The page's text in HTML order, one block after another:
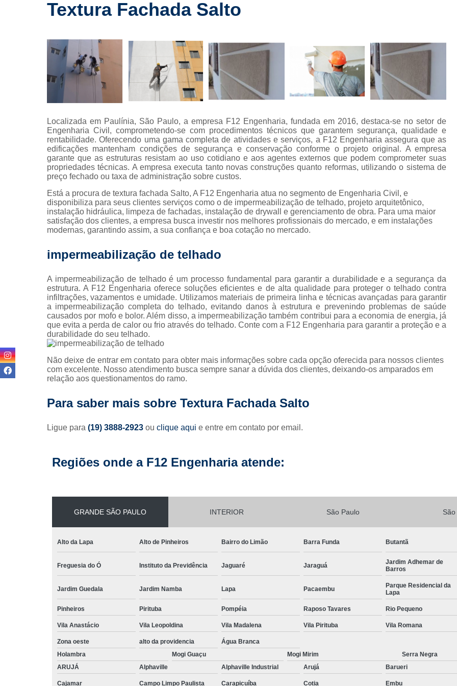
drywall
fachadas
Limpeza de
fachadas
Limpeza de
terreno
Limpezas com
hidrojateamento
Manutenção
predial
Manutenções civis
fachadas
Montagem de
drywall
fachadas
fachadas prediais
Pinturas prediais
Projetos
arquitetônicos
Prumadas
hidráulicas
condomínios
Reformas prediais
Checklist de Vistoria de Obra
Colocação de Drywall na
Colocação de Drywall
Colocação de Forro de
Colocação Forro Drywall
Gerenciamento de Obra Civil
Gerenciamento de Obra Predial
Gerenciamento de
Gerenciamento de Obras na
Impermeabilização de Laje de
Impermeabilização Laje de
Impermeabilizante
Impermeabilização
Impermeabilização de Laje com Manta
Instalações Hidráulicas Prediais
Instalações Hidrossanitárias Prediais
Instalação de Drywall
Instalação de
Instalação de Drywall Teto
Instalação de Parede Drywall
Instalação Forro Drywall
Art Laudo de Aterramento
Art
Laudo Art Reforma
Laudo de Art
Lavagem de Fachada com Cloro
Textura Fachada Salto
Localizada em Paulínia, São Paulo, a empresa F12 Engenharia, fundada em 2016, destaca-se no setor de
Engenharia Civil, comprometendo-se com procedimentos técnicos que garantem segurança, qualidade e
rentabilidade. Oferecendo uma gama completa de atividades e serviços, a F12 Engenharia assegura que as
edificações mantenham condições de segurança e conservação conforme o projeto original. A empresa
garante que as estruturas resistam ao uso cotidiano e aos agentes externos que podem comprometer suas
propriedades técnicas. A empresa executa tanto novas construções quanto reformas, utilizando o sistema de
preço fechado ou taxa de administração sobre custos.
Está a procura de textura fachada Salto, A F12 Engenharia atua no segmento de Engenharia Civil, e
disponibiliza para seus clientes serviços como o de impermeabilização de telhado, projeto arquitetônico,
instalação hidráulica, limpeza de fachadas, instalação de drywall e gerenciamento de obra. Para uma maior
satisfação dos clientes, a empresa busca investir nos melhores profissionais do mercado, e em instalações
modernas, garantindo assim, a sua confiança e boa cotação no mercado.
impermeabilização de telhado
A impermeabilização de telhado é um processo fundamental para garantir a durabilidade e a segurança da
estrutura. A F12 Engenharia oferece soluções eficientes e de alta qualidade para proteger o telhado contra
infiltrações, vazamentos e umidade. Utilizamos materiais de primeira linha e técnicas avançadas para garantir
a impermeabilização completa do telhado, evitando danos à estrutura e prevenindo problemas de saúde
causados por mofo e bolor. Além disso, a impermeabilização também contribui para a economia de energia, já
que evita a perda de calor ou frio através do telhado. Conte com a F12 Engenharia para garantir a proteção e a
durabilidade do seu telhado.
Não deixe de entrar em contato para obter mais informações sobre cada opção oferecida para nossos clientes
com excelente. Nosso atendimento busca sempre sanar a dúvida dos clientes, deixando-os amparados em
relação aos questionamentos do ramo.
Para saber mais sobre Textura Fachada Salto
Ligue para (19) 3888-2923 ou clique aqui e entre em contato por email.
Regiões onde a F12 Engenharia atende:
GRANDE SÃO PAULO INTERIOR São Paulo
Alto da Lapa Alto de Pinheiros Bairro do Limão Barra Funda Butantã
Freguesia do Ó Instituto da Previdência Jaguaré Jaraguá
Jardim Adhemar de
Barros
Jardim Guedala Jardim Namba Lapa Pacaembu
Parque Residencial da
Lapa
Pinheiros Pirituba Pompéia Raposo Tavares Rio Pequeno
Vila Anastácio Vila Leopoldina Vila Madalena Vila Pirituba Vila Romana
Zona oeste alto da providencia
Água Branca
Holambra
Mogi Guaçu Mogi Mirim Serra Negra
ARUJÁ
Alphaville Alphaville Industrial Arujá Barueri
Cajamar Campo Limpo Paulista Carapicuíba Cotia Embu